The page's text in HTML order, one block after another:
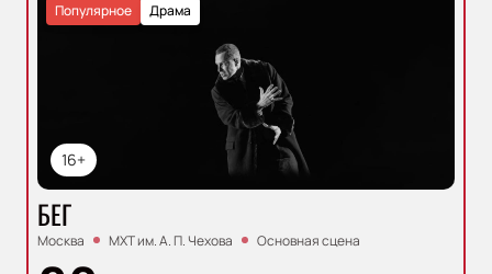
16+
Драма
Популярное
БЕГ
Москва МХТ им. А. П. Чехова Основная сцена